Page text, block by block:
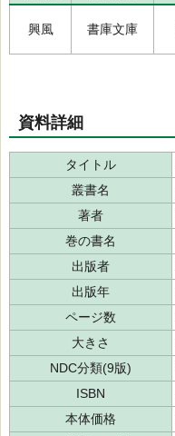
興風 書庫文庫
資料詳細
タイトル
叢書名
著者
巻の書名
出版者
出版年
ページ数
大きさ
NDC分類(9版)
ISBN
本体価格